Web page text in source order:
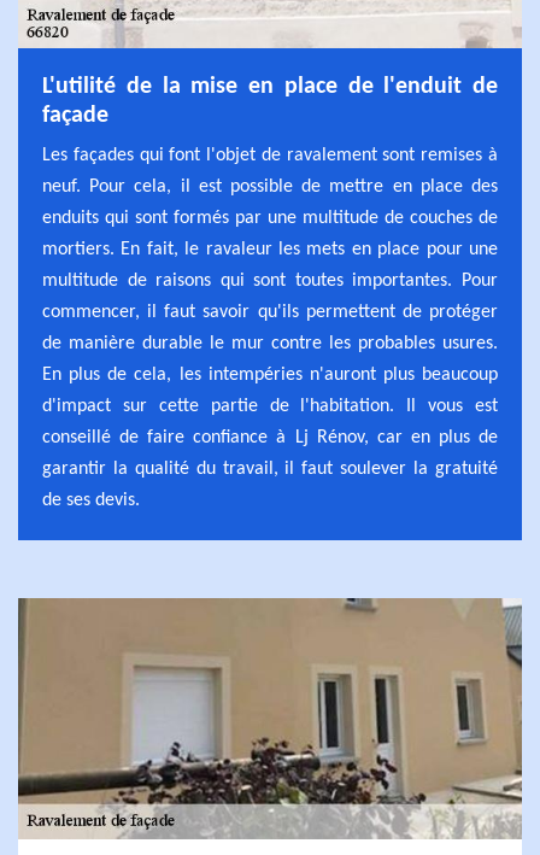
L'utilité de la mise en place de l'enduit de
façade
Les façades qui font l'objet de ravalement sont remises à
neuf. Pour cela, il est possible de mettre en place des
enduits qui sont formés par une multitude de couches de
mortiers. En fait, le ravaleur les mets en place pour une
multitude de raisons qui sont toutes importantes. Pour
commencer, il faut savoir qu'ils permettent de protéger
de manière durable le mur contre les probables usures.
En plus de cela, les intempéries n'auront plus beaucoup
d'impact sur cette partie de l'habitation. Il vous est
conseillé de faire confiance à Lj Rénov, car en plus de
garantir la qualité du travail, il faut soulever la gratuité
de ses devis.